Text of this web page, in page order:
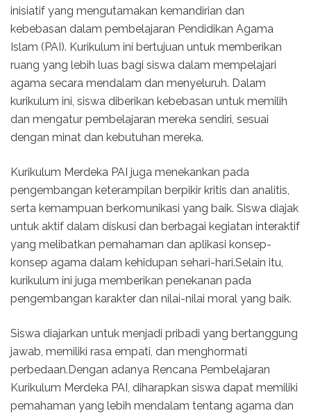
inisiatif yang mengutamakan kemandirian dan
kebebasan dalam pembelajaran Pendidikan Agama
Islam (PAI). Kurikulum ini bertujuan untuk memberikan
ruang yang lebih luas bagi siswa dalam mempelajari
agama secara mendalam dan menyeluruh. Dalam
kurikulum ini, siswa diberikan kebebasan untuk memilih
dan mengatur pembelajaran mereka sendiri, sesuai
dengan minat dan kebutuhan mereka.
Kurikulum Merdeka PAI juga menekankan pada
pengembangan keterampilan berpikir kritis dan analitis,
serta kemampuan berkomunikasi yang baik. Siswa diajak
untuk aktif dalam diskusi dan berbagai kegiatan interaktif
yang melibatkan pemahaman dan aplikasi konsep-
konsep agama dalam kehidupan sehari-hari.Selain itu,
kurikulum ini juga memberikan penekanan pada
pengembangan karakter dan nilai-nilai moral yang baik.
Siswa diajarkan untuk menjadi pribadi yang bertanggung
jawab, memiliki rasa empati, dan menghormati
perbedaan.Dengan adanya Rencana Pembelajaran
Kurikulum Merdeka PAI, diharapkan siswa dapat memiliki
pemahaman yang lebih mendalam tentang agama dan